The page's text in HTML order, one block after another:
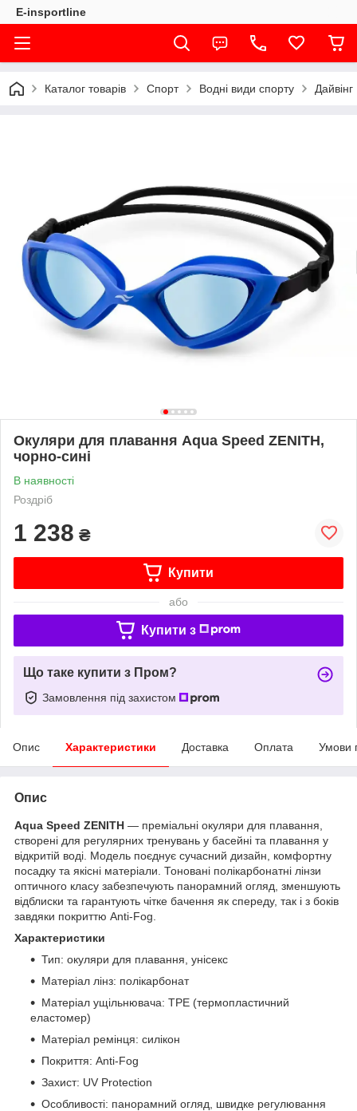
E-insportline
Каталог товарів Спорт Водні види спорту Дайвінг
Окуляри для плавання Aqua Speed ZENITH,
чорно-сині
В наявності
Роздріб
1 238 ₴
Купити
або
Купити з
Що таке купити з Пром?
Замовлення під захистом
Опис Характеристики Доставка Оплата Умови
Опис
Aqua Speed ZENITH — преміальні окуляри для плавання,
створені для регулярних тренувань у басейні та плавання у
відкритій воді. Модель поєднує сучасний дизайн, комфортну
посадку та якісні матеріали. Тоновані полікарбонатні лінзи
оптичного класу забезпечують панорамний огляд, зменшують
відблиски та гарантують чітке бачення як спереду, так і з боків
завдяки покриттю Anti-Fog.
Характеристики
Тип: окуляри для плавання, унісекс
Матеріал лінз: полікарбонат
Матеріал ущільнювача: TPE (термопластичний
еластомер)
Матеріал ремінця: силікон
Покриття: Anti-Fog
Захист: UV Protection
Особливості: панорамний огляд, швидке регулювання